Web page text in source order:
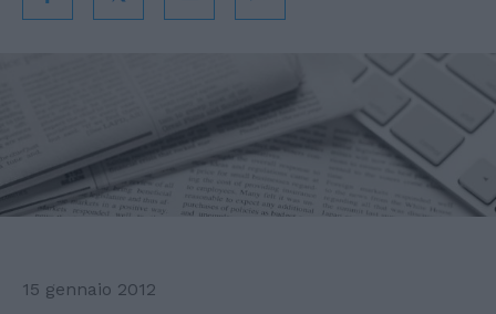
15 gennaio 2012